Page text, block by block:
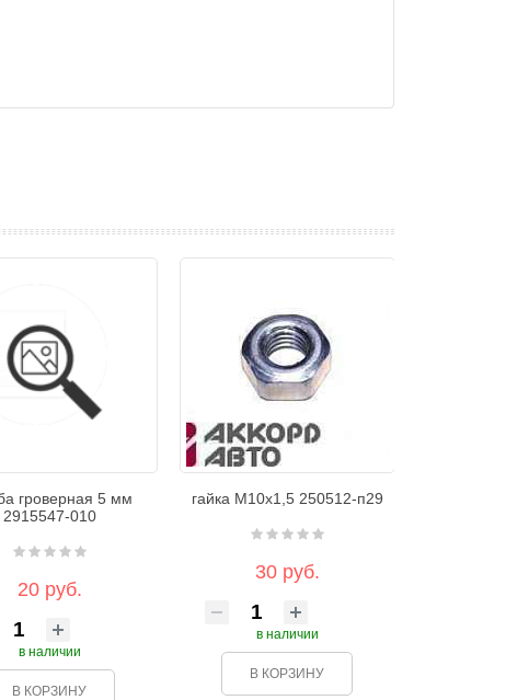
гроверная 5 мм
2915547-010
20 руб.
в наличии
В КОРЗИНУ
гайка М10х1,5 250512-п29
30 руб.
в наличии
В КОРЗИНУ